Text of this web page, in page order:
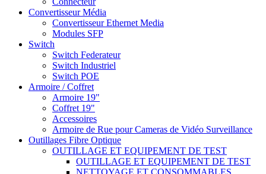
Convertisseur Média
Convertisseur Ethernet Media
Modules SFP
Switch
Switch Federateur
Switch Industriel
Switch POE
Armoire / Coffret
Armoire 19"
Coffret 19"
Accessoires
Armoire de Rue pour Cameras de Vidéo Surveillance
Outillages Fibre Optique
OUTILLAGE ET EQUIPEMENT DE TEST
OUTILLAGE ET EQUIPEMENT DE TEST
NETTOYAGE ET CONSOMMABLES